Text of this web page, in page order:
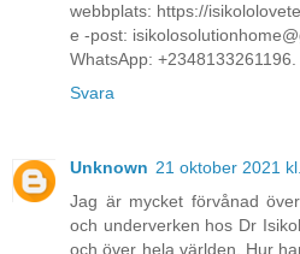
webbplats: https://
e -post:
WhatsApp: +2348133261196.
Svara
Unknown 21 oktober 2021
Jag är mycket förvånad
och underverken hos Dr
och över hela världen. Hur